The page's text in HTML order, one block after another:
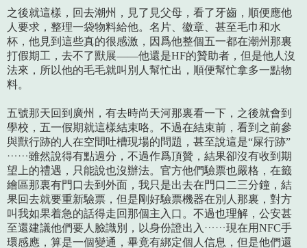
之後就這樣，回去潮州，見了見父母，看了牙齒，順便應他
人要求，整理一袋物料給他。名片、徽章、甚至毛巾和水
杯，他見到這些真的很感激，因爲他整個五一都在潮州那裏
打假期工，去不了獸展——他還是HF的贊助者，但是他人沒
法來，所以他的毛毛就叫別人幫忙出，順便幫忙拿多一點物
料。
五號那天回到廣州，有去時尚天河那裏看一下，之後就會到
學校，五一假期就這樣結束咯。不過在結束前，看到之前參
與獸行跡的人在空間吐槽現場的問題，甚至說這是“屎行跡”
……雖然說得有點過分，不過作爲頂贊，結果卻沒有收到期
望上的禮遇，只能說也沒辦法。官方他們驗票也嚴格，在籤
繪區那裏有門口去到外面，我只是出去在門口二三分鐘，結
果回去就要重新驗票，但是剛好驗票機器在別人那裏，對方
叫我如果着急的話得走回那個主入口。不過也理解，公安甚
至還建議他們要人臉識別，以身份證出入……現在用NFC手
環感應，算是一個變通，畢竟有綁定個人信息，但是他們還